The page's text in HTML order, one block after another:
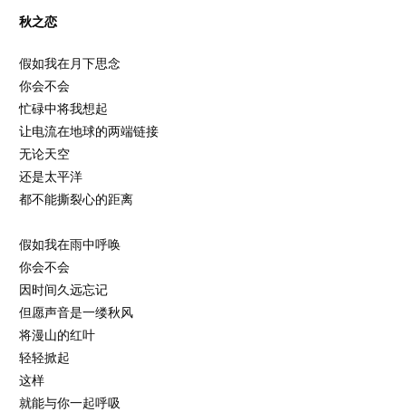
秋之恋
假如我在月下思念
你会不会
忙碌中将我想起
让电流在地球的两端链接
无论天空
还是太平洋
都不能撕裂心的距离
假如我在雨中呼唤
你会不会
因时间久远忘记
但愿声音是一缕秋风
将漫山的红叶
轻轻掀起
这样
就能与你一起呼吸